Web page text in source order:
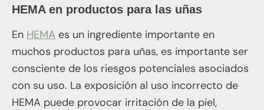
HEMA en productos para las uñas
En HEMA es un ingrediente importante en
muchos productos para uñas, es importante ser
consciente de los riesgos potenciales asociados
con su uso. La exposición al uso incorrecto de
HEMA puede provocar irritación de la piel,